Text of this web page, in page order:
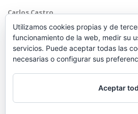
Carlos Castro
Málaga
Mobile: +34 652 83 71 98
hola@carloscastrofotografo.com
Utilizamos cookies propias y de
funcionamiento de la web, medir su
servicios. Puede aceptar todas las
necesarias o configurar sus
Aceptar